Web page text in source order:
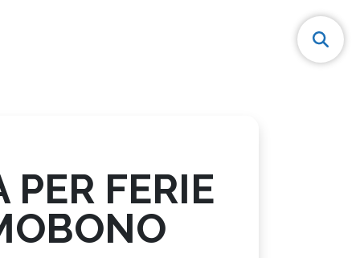
PER FERIE